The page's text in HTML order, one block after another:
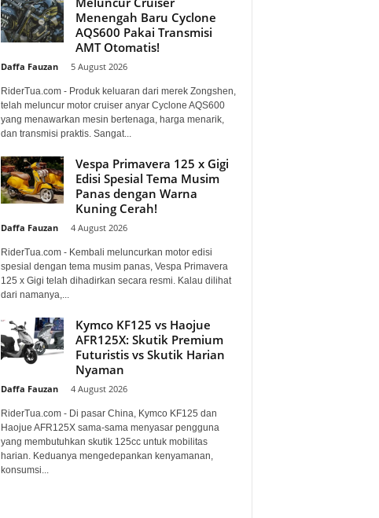
Menengah Baru Cyclone
AQS600 Pakai Transmisi
AMT Otomatis!
Daffa Fauzan 5 August 2026
RiderTua.com - Produk keluaran dari merek Zongshen,
telah meluncur motor cruiser anyar Cyclone AQS600
yang menawarkan mesin bertenaga, harga menarik,
dan transmisi praktis. Sangat...
Vespa Primavera 125 x Gigi
Edisi Spesial Tema Musim
Panas dengan Warna
Kuning Cerah!
Daffa Fauzan 4 August 2026
RiderTua.com - Kembali meluncurkan motor edisi
spesial dengan tema musim panas, Vespa Primavera
125 x Gigi telah dihadirkan secara resmi. Kalau dilihat
dari namanya,...
Kymco KF125 vs Haojue
AFR125X: Skutik Premium
Futuristis vs Skutik Harian
Nyaman
Daffa Fauzan 4 August 2026
RiderTua.com - Di pasar China, Kymco KF125 dan
Haojue AFR125X sama-sama menyasar pengguna
yang membutuhkan skutik 125cc untuk mobilitas
harian. Keduanya mengedepankan kenyamanan,
konsumsi...